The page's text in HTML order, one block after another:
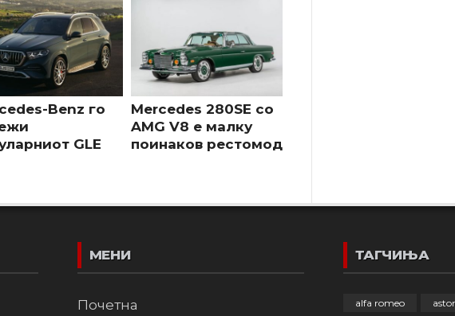
Benz го
GLE
Mercedes 280SE со
AMG V8 е малку
поинаков рестомод
МЕНИ
Почетна
ТАГЧИЊА
alfa romeo